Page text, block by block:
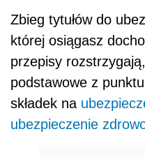
Zbieg tytułów do
której osiągasz
przepisy
podstawowe z
składek na
ubezpieczenie